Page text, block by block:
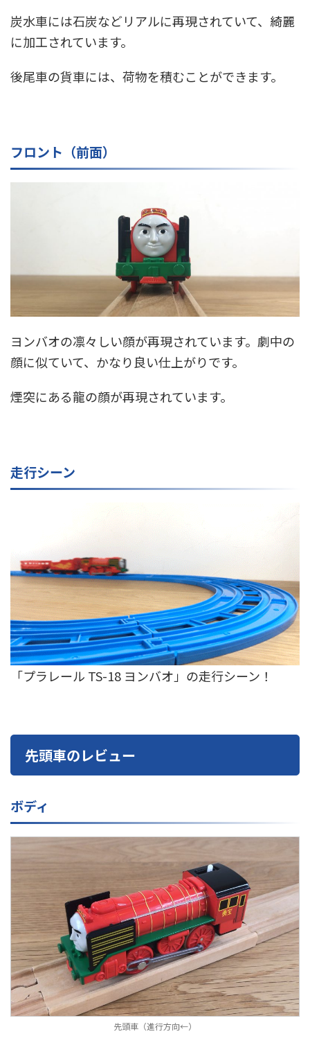
炭水車には石炭などリアルに再現されていて、綺麗
に加工されています。
後尾車の貨車には、荷物を積むことができます。
フロント（前面）
ヨンバオの凛々しい顔が再現されています。劇中の
顔に似ていて、かなり良い仕上がりです。
煙突にある龍の顔が再現されています。
走行シーン
「プラレール TS-18 ヨンバオ」の走行シーン！
先頭車のレビュー
ボディ
先頭車（進行方向←）